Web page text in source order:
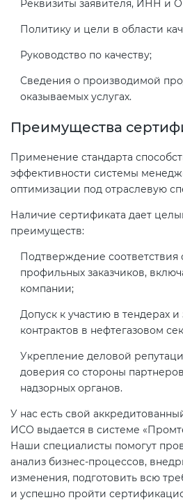
Реквизиты заявителя, ИНН и
Политику и цели в области
Руководство по качеству;
Сведения о производимой
оказываемых услугах.
Преимущества
Применение стандарта
эффективности системы
оптимизации под отраслевую
Наличие сертификата дает
преимуществ:
Подтверждение соответствия
профильных заказчиков,
компании;
Допуск к участию в тендерах
контрактов в нефтегазовом
Укрепление деловой
доверия со стороны
надзорных органов.
У нас есть свой
ИСО выдается в системе
Наши специалисты помогут
анализ бизнес-процессов,
изменения, подготовить всю
и успешно пройти
совместимости (ТР ТС 020)
(ТР ТС 007)
Сертификация товаров
Сертификация
индивидуальной защиты (ТР
019)
Действующие технические
регламенты